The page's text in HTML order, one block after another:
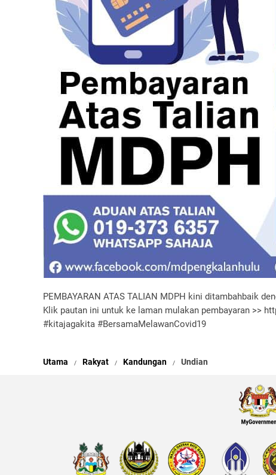
PEMBAYARAN ATAS TALIAN MDPH kini ditambahbaik
Klik pautan ini untuk ke laman mulakan pembayaran >>
#kitajagakita #BersamaMelawanCovid19
Utama Rakyat Kandungan Undian